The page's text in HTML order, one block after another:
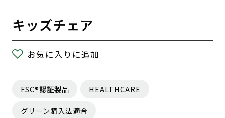
キッズチェア
お気に入りに追加
FSC®認証製品 HEALTHCARE
グリーン購入法適合